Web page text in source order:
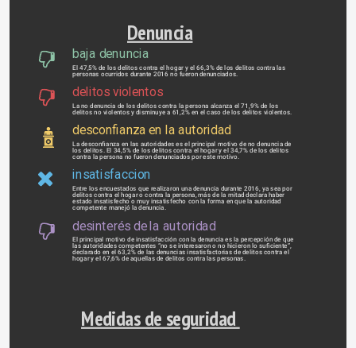
Denuncia
baja denuncia
El 47,5% de los delitos contra el hogar y el 66,3% de los delitos contra las
personas ocurridos durante 2016 no fueron denunciados.
delitos violentos
La no denuncia de los delitos contra la persona alcanza el 71,9% de los
delitos no violentos y disminuye a 61,2% en el caso de los delitos violentos.
desconfianza en la autoridad
La desconfianza en las autoridades es el principal motivo de no denuncia de
los delitos. El 34,5% de los delitos contra el hogar y el 34,7% de los delitos
contra la persona no fueron denunciados por este motivo.
insatisfaccion
Entre los encuestados que realizaron una denuncia durante 2016, ya sea por
delitos contra el hogar o contra la persona, más de la mitad declara haber
estado insatisfecho o muy insatisfecho con la forma en que la autoridad
competente manejó la denuncia.
desinterés de la autoridad
El principal motivo de insatisfacción con la denuncia es la percepción de que
las autoridades competentes “no se interesaron o no hicieron lo suficiente”,
declarado en el 63,2% de las denuncias insatisfactorias de delitos contra el
hogar y el 67,6% de aquellas de delitos contra las personas.
Medidas de seguridad